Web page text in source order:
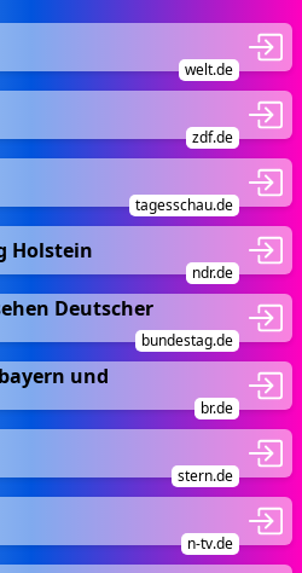
welt.de
zdf.de
tagesschau.de
Holstein
ndr.de
Deutscher
bundestag.de
und
br.de
stern.de
n-tv.de